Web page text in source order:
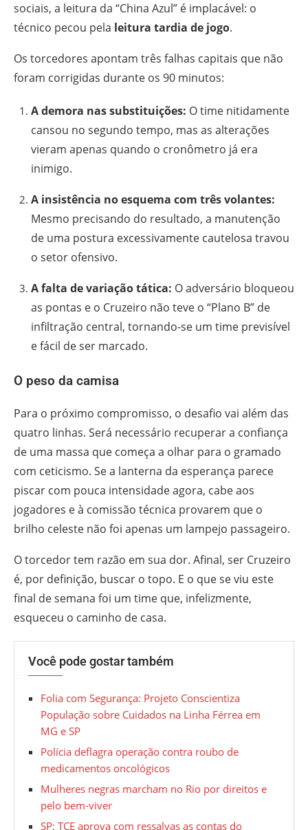
sociais, a leitura da “China Azul” é implacável: o
técnico pecou pela leitura tardia de jogo.
Os torcedores apontam três falhas capitais que não
foram corrigidas durante os 90 minutos:
A demora nas substituições: O time nitidamente
cansou no segundo tempo, mas as alterações
vieram apenas quando o cronômetro já era
inimigo.
A insistência no esquema com três volantes:
Mesmo precisando do resultado, a manutenção
de uma postura excessivamente cautelosa travou
o setor ofensivo.
A falta de variação tática: O adversário bloqueou
as pontas e o Cruzeiro não teve o “Plano B” de
infiltração central, tornando-se um time previsível
e fácil de ser marcado.
O peso da camisa
Para o próximo compromisso, o desafio vai além das
quatro linhas. Será necessário recuperar a confiança
de uma massa que começa a olhar para o gramado
com ceticismo. Se a lanterna da esperança parece
piscar com pouca intensidade agora, cabe aos
jogadores e à comissão técnica provarem que o
brilho celeste não foi apenas um lampejo passageiro.
O torcedor tem razão em sua dor. Afinal, ser Cruzeiro
é, por definição, buscar o topo. E o que se viu este
final de semana foi um time que, infelizmente,
esqueceu o caminho de casa.
Você pode gostar também
Folia com Segurança: Projeto Conscientiza
População sobre Cuidados na Linha Férrea em
MG e SP
Polícia deflagra operação contra roubo de
medicamentos oncológicos
Mulheres negras marcham no Rio por direitos e
pelo bem-viver
SP: TCE aprova com ressalvas as contas do